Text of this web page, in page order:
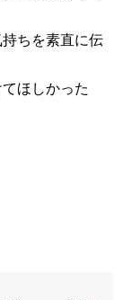
ちを素直に伝
ほしかった